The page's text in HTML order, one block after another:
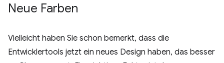
Neue Farben
Vielleicht haben Sie schon bemerkt, dass die
Entwicklertools jetzt ein neues Design haben, das besser